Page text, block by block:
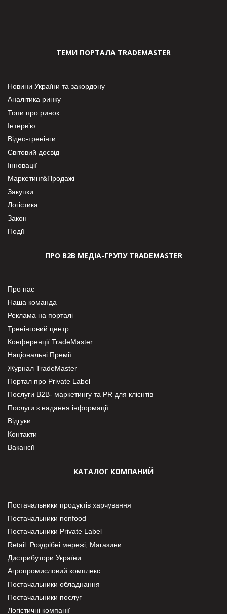
ТЕМИ ПОРТАЛА TRADEMASTER
Новини України та закордону
Аналітика ринку
Топи про ринок
Інтерв’ю
Відео-тренінги
Світовий досвід
Інновації
Маркетинг&Продажі
Закупки
Логістика
Закон
Події
ПРО В2В МЕДІА-ГРУПУ TRADEMASTER
Про нас
Наша команда
Реклама на порталі
Тренінговий центр
Конференції TradeMaster
Національні Премії
Журнал TradeMaster
Портал про Private Label
Послуги В2В- маркетингу та PR для клієнтів
Послуги з надання інформації
Відгуки
Контакти
Вакансії
КАТАЛОГ КОМПАНИЙ
Постачальники продуктів харчування
Постачальники nonfood
Постачальники Private Label
Retail. Роздрібні мережі, Магазини
Дистрибутори України
Агропромисловий комплекс
Постачальники обладнання
Постачальники послуг
Логістичні компанії